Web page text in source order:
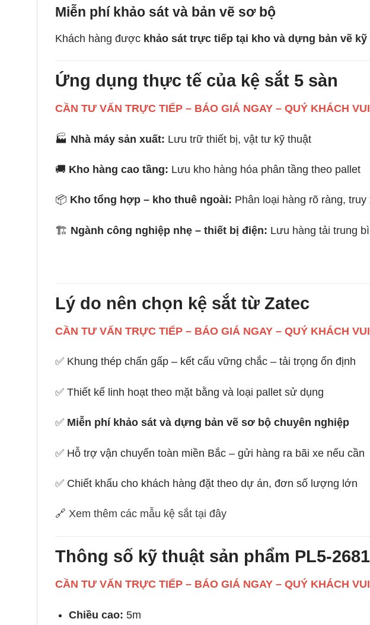
Miễn phí khảo sát và bản vẽ sơ bộ
Khách hàng được khảo sát trực tiếp tại kho và dựng bản vẽ
Ứng dụng thực tế của kệ sắt 5 sàn
CẦN TƯ VẤN TRỰC TIẾP – BÁO GIÁ NGAY – QUÝ KHÁCH
🏭 Nhà máy sản xuất: Lưu trữ thiết bị, vật tư kỹ thuật
🚚 Kho hàng cao tầng: Lưu kho hàng hóa phân tầng theo pallet
📦 Kho tổng hợp – kho thuê ngoài: Phân loại hàng rõ ràng, truy
🏗️ Ngành công nghiệp nhẹ – thiết bị điện: Lưu hàng tải trung
Lý do nên chọn kệ sắt từ Zatec
CẦN TƯ VẤN TRỰC TIẾP – BÁO GIÁ NGAY – QUÝ KHÁCH
✅ Khung thép chấn gấp – kết cấu vững chắc – tải trọng ổn định
✅ Thiết kế linh hoạt theo mặt bằng và loại pallet sử dụng
✅ Miễn phí khảo sát và dựng bản vẽ sơ bộ chuyên nghiệp
✅ Hỗ trợ vận chuyển toàn miền Bắc – gửi hàng ra bãi xe nếu cần
✅ Chiết khấu cho khách hàng đặt theo dự án, đơn số lượng lớn
🔗 Xem thêm các mẫu kệ sắt tại đây
Thông số kỹ thuật sản phẩm PL5-
CẦN TƯ VẤN TRỰC TIẾP – BÁO GIÁ NGAY – QUÝ KHÁCH
Chiều cao: 5m